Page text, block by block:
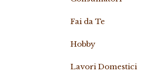
Fai da Te
Hobby
Lavori Domestici